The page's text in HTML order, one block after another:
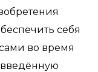
себя
во время